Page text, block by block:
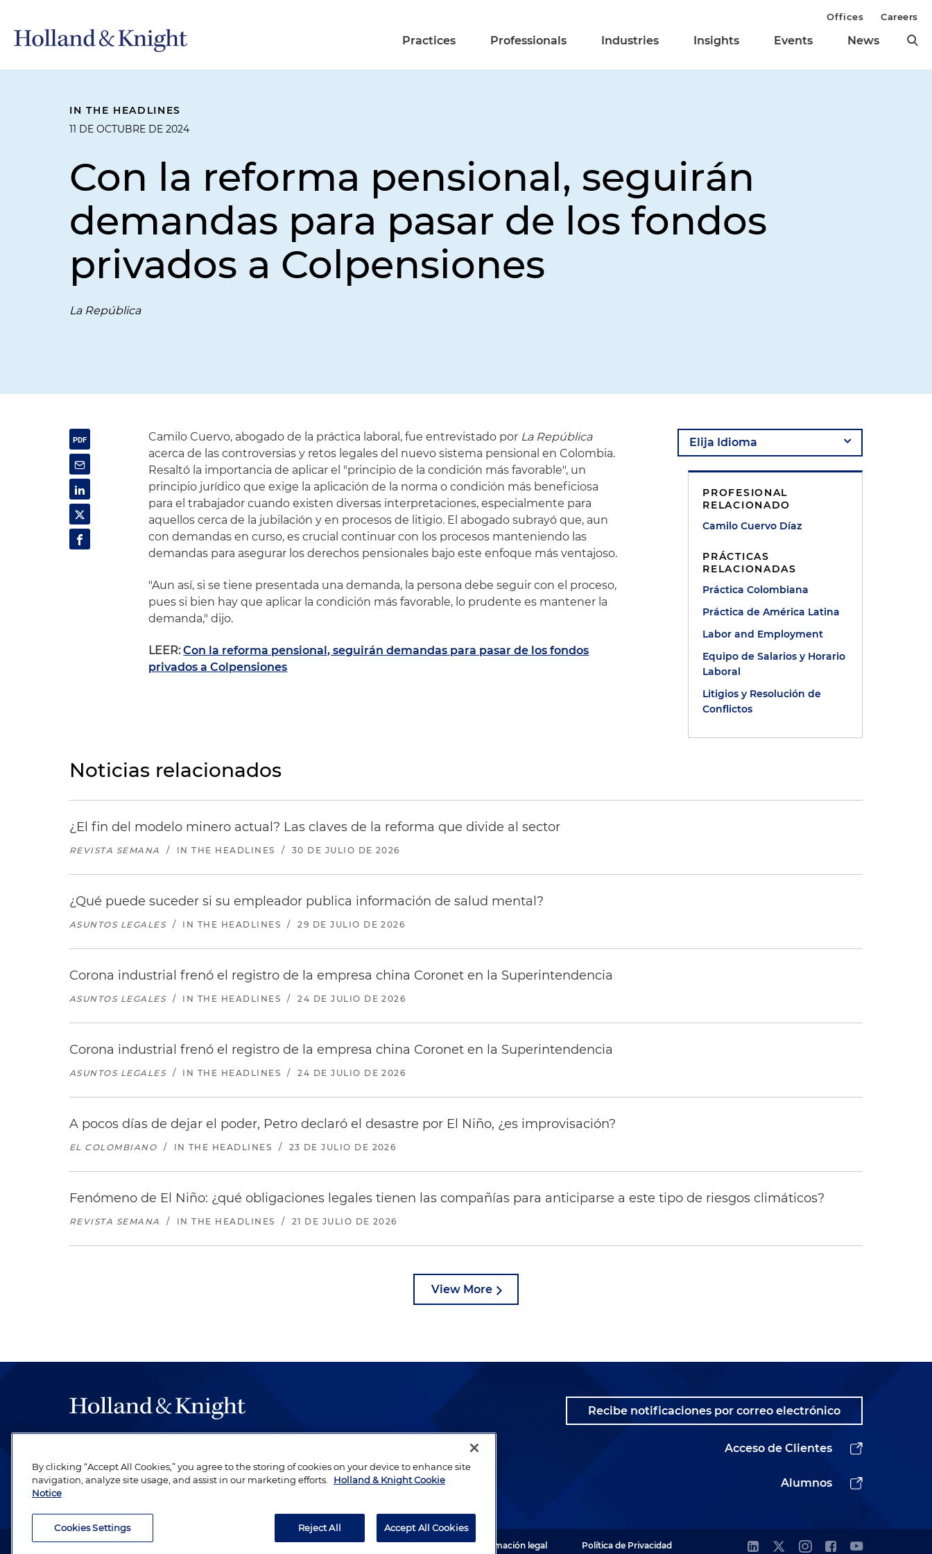
Practices Professionals Industries Insights Events News
Offices Careers
IN THE HEADLINES
11 DE OCTUBRE DE 2024
Con la reforma pensional, seguirán
demandas para pasar de los fondos
privados a Colpensiones
La República
Camilo Cuervo, abogado de la práctica laboral, fue entrevistado por La República
acerca de las controversias y retos legales del nuevo sistema pensional en Colombia.
Resaltó la importancia de aplicar el "principio de la condición más favorable", un
principio jurídico que exige la aplicación de la norma o condición más beneficiosa
para el trabajador cuando existen diversas interpretaciones, especialmente para
aquellos cerca de la jubilación y en procesos de litigio. El abogado subrayó que, aun
con demandas en curso, es crucial continuar con los procesos manteniendo las
demandas para asegurar los derechos pensionales bajo este enfoque más ventajoso.
"Aun así, si se tiene presentada una demanda, la persona debe seguir con el proceso,
pues si bien hay que aplicar la condición más favorable, lo prudente es mantener la
demanda," dijo.
LEER:Con la reforma pensional, seguirán demandas para pasar de los fondos
privados a Colpensiones
PROFESIONAL
RELACIONADO
Camilo Cuervo Díaz
PRÁCTICAS
RELACIONADAS
Práctica Colombiana
Práctica de América Latina
Labor and Employment
Equipo de Salarios y Horario
Laboral
Litigios y Resolución de
Conflictos
Noticias relacionados
¿El fin del modelo minero actual? Las claves de la reforma que divide al sector
REVISTA SEMANA / IN THE HEADLINES / 30 DE JULIO DE 2026
¿Qué puede suceder si su empleador publica información de salud mental?
ASUNTOS LEGALES / IN THE HEADLINES / 29 DE JULIO DE 2026
Corona industrial frenó el registro de la empresa china Coronet en la Superintendencia
ASUNTOS LEGALES / IN THE HEADLINES / 24 DE JULIO DE 2026
Corona industrial frenó el registro de la empresa china Coronet en la Superintendencia
ASUNTOS LEGALES / IN THE HEADLINES / 24 DE JULIO DE 2026
A pocos días de dejar el poder, Petro declaró el desastre por El Niño, ¿es improvisación?
EL COLOMBIANO / IN THE HEADLINES / 23 DE JULIO DE 2026
Fenómeno de El Niño: ¿qué obligaciones legales tienen las compañías para anticiparse a este tipo de riesgos climáticos?
REVISTA SEMANA / IN THE HEADLINES / 21 DE JULIO DE 2026
View More
Recibe notificaciones por correo electrónico
Acceso de Clientes
Alumnos
Abogado publicitario. © 1996– 2026 Holland & Knight LLP. Todos los derechos reservados. Información legal Política de Privacidad
By clicking “Accept All Cookies,” you agree to the storing of cookies on your device to enhance site
navigation, analyze site usage, and assist in our marketing efforts.
Holland & Knight Cookie
Notice
Cookies Settings Reject All Accept All Cookies